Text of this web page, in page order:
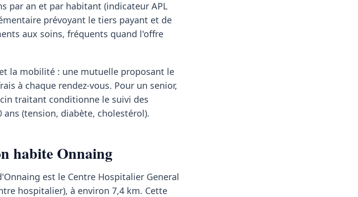
par an et par habitant (indicateur APL
prévoyant le tiers payant et de
aux soins, fréquents quand l'offre
la mobilité : une mutuelle proposant le
à chaque rendez-vous. Pour un senior,
traitant conditionne le suivi des
(tension, diabète, cholestérol).
habite Onnaing
est le Centre Hospitalier General
hospitalier), à environ 7,4 km. Cette